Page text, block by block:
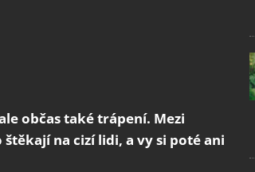
občas také trápení. Mezi
na cizí lidi, a vy si poté ani